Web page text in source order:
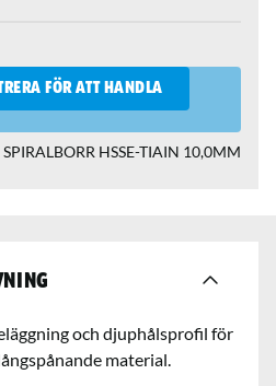
FÖR ATT HANDLA
SPIRALBORR HSSE-TIAIN 10,0MM
och djuphålsprofil för
material.